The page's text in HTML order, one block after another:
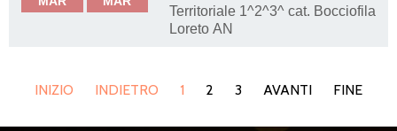
Territoriale 1^2^3^ cat. Bocciofila
Loreto AN
INIZIO INDIETRO 1 2 3 AVANTI FINE